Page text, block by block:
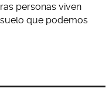
personas viven
que podemos